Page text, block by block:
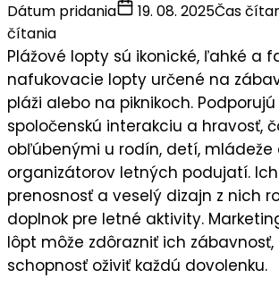
Dátum pridania
19. 08. 2025Čas
čítania
Plážové lopty sú ikonické, ľahké a
nafukovacie lopty určené na
pláži alebo na piknikoch. Podporujú
spoločenskú interakciu a hravosť,
obľúbenými u rodín, detí, mládeže
organizátorov letných podujatí.
prenosnosť a veselý dizajn z nich
doplnok pre letné aktivity.
lôpt môže zdôrazniť ich zábavnosť,
schopnosť oživiť každú dovolenku.